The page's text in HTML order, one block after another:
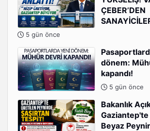
ÇEBER’DEN
5 gün önce
dönem:
kapandı!
5 gün önce
Bakanlık
Beyaz